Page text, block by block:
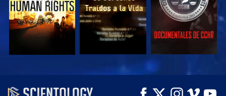
VE
EXPLORA LAS